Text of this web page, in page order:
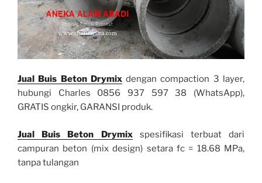
Jual Buis Beton Drymixdengan compaction 3 layer,
hubungi Charles 0856 937 597 38 (WhatsApp),
GRATIS ongkir, GARANSI produk.
Jual Buis Beton Drymixspesifikasi terbuat dari
campuran beton (mix design) setara fc = 18.68 MPa,
tanpa tulangan